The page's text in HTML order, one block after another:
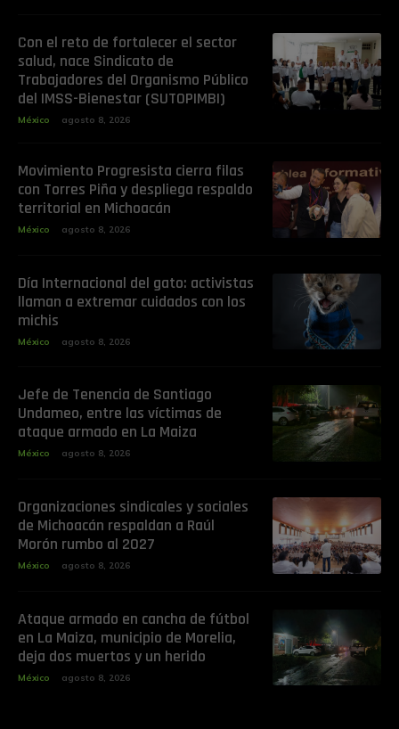
Con el reto de fortalecer el sector
salud, nace Sindicato de
Trabajadores del Organismo Público
del IMSS-Bienestar (SUTOPIMBI)
México agosto 8, 2026
Movimiento Progresista cierra filas
con Torres Piña y despliega respaldo
territorial en Michoacán
México agosto 8, 2026
Día Internacional del gato: activistas
llaman a extremar cuidados con los
michis
México agosto 8, 2026
Jefe de Tenencia de Santiago
Undameo, entre las víctimas de
ataque armado en La Maiza
México agosto 8, 2026
Organizaciones sindicales y sociales
de Michoacán respaldan a Raúl
Morón rumbo al 2027
México agosto 8, 2026
Ataque armado en cancha de fútbol
en La Maiza, municipio de Morelia,
deja dos muertos y un herido
México agosto 8, 2026